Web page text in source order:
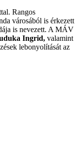
Rangos
városából is érkezett
is nevezett. A MÁV
Ingrid, valamint
lebonyolítását az